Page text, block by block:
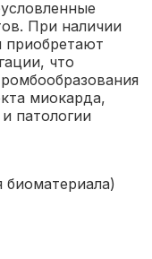
При наличии
приобретают
что
миокарда,
патологии
биоматериала)